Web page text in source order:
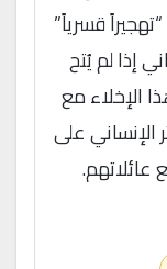
قسرياً”
إذا لم يُتح
الإخلاء مع
على
عائلاتهم.